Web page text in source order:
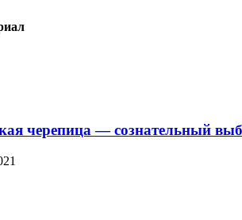
черепица — сознательный